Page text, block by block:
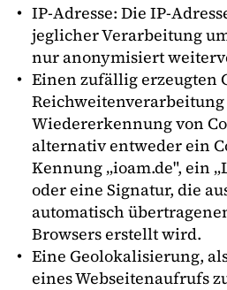
IP-Adresse: Die IP-
jeglicher Verarbeitung
nur anonymisiert
Einen zufällig erzeugten
Wiedererkennung von
alternativ entweder ein
Kennung „ioam.de", ein
oder eine Signatur, die
automatisch
Browsers erstellt wird.
Eine Geolokalisierung,
eines Webseitenaufrufs